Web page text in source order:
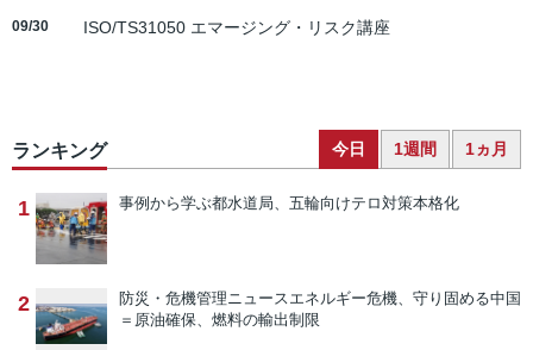
09/30 ISO/TS31050 エマージング・リスク講座
ランキング 今日 1週間 1ヵ月
1 事例から学ぶ都水道局、五輪向けテロ対策本格化
2 防災・危機管理ニュースエネルギー危機、守り固める中国
＝原油確保、燃料の輸出制限